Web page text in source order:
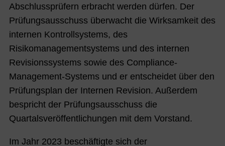
Abschlussprüfern erbracht werden dürfen. Der
Prüfungsausschuss überwacht die Wirksamkeit des
internen Kontrollsystems, des
Risikomanagementsystems und des internen
Revisionssystems sowie des Compliance-
Management-Systems und er entscheidet über den
Prüfungsplan der Internen Revision. Außerdem
bespricht der Prüfungsausschuss die
Quartalsveröffentlichungen mit dem Vorstand.
Im Jahr 2023 beschäftigte sich der